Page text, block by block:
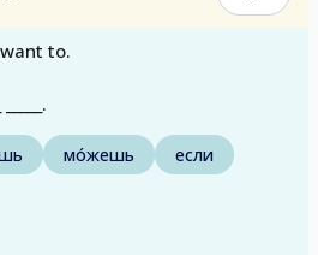
to.
_____.
мо́жешь
если